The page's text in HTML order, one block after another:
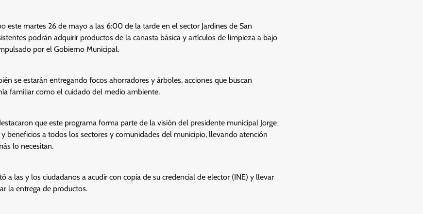
este martes 26 de mayo a las 6:00 de la tarde en el sector Jardines de San
podrán adquirir productos de la canasta básica y artículos de limpieza a bajo
por el Gobierno Municipal.
se estarán entregando focos ahorradores y árboles, acciones que buscan
familiar como el cuidado del medio ambiente.
que este programa forma parte de la visión del presidente municipal Jorge
beneficios a todos los sectores y comunidades del municipio, llevando atención
lo necesitan.
a las y los ciudadanos a acudir con copia de su credencial de elector (INE) y llevar
la entrega de productos.